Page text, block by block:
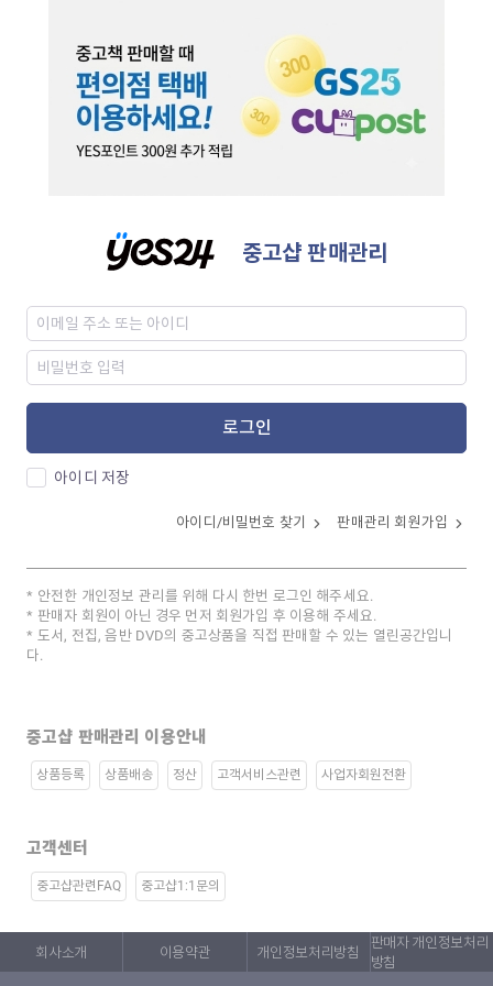
중고샵 판매관리
로그인
아이디 저장
아이디/비밀번호 찾기 판매관리 회원가입
안전한 개인정보 관리를 위해 다시 한번 로그인 해주세요.
판매자 회원이 아닌 경우 먼저 회원가입 후 이용해 주세요.
도서, 전집, 음반 DVD의 중고상품을 직접 판매할 수 있는 열린공간입니
다.
중고샵 판매관리 이용안내
상품등록 상품배송 정산 고객서비스관련 사업자회원전환
고객센터
중고샵관련FAQ 중고샵1:1문의
회사소개 이용약관 개인정보처리방침
판매자 개인정보처리
방침